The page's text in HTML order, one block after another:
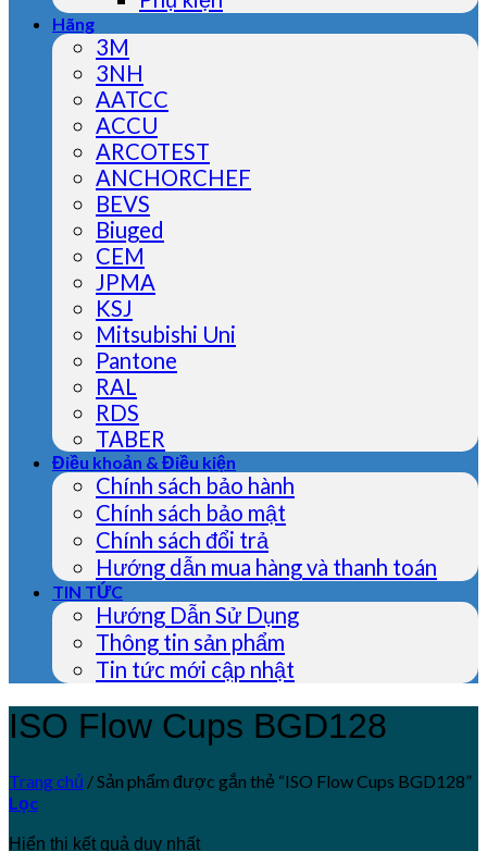
Hãng
3M
3NH
AATCC
ACCU
ARCOTEST
ANCHORCHEF
BEVS
Biuged
CEM
JPMA
KSJ
Mitsubishi Uni
Pantone
RAL
RDS
TABER
Điều khoản & Điều kiện
Chính sách bảo hành
Chính sách bảo mật
Chính sách đổi trả
Hướng dẫn mua hàng và thanh toán
TIN TỨC
Hướng Dẫn Sử Dụng
Thông tin sản phẩm
Tin tức mới cập nhật
ISO Flow Cups BGD128
Trang chủ /Sản phẩm được gắn thẻ “ISO Flow Cups BGD128”
Lọc
Hiển thị kết quả duy nhất